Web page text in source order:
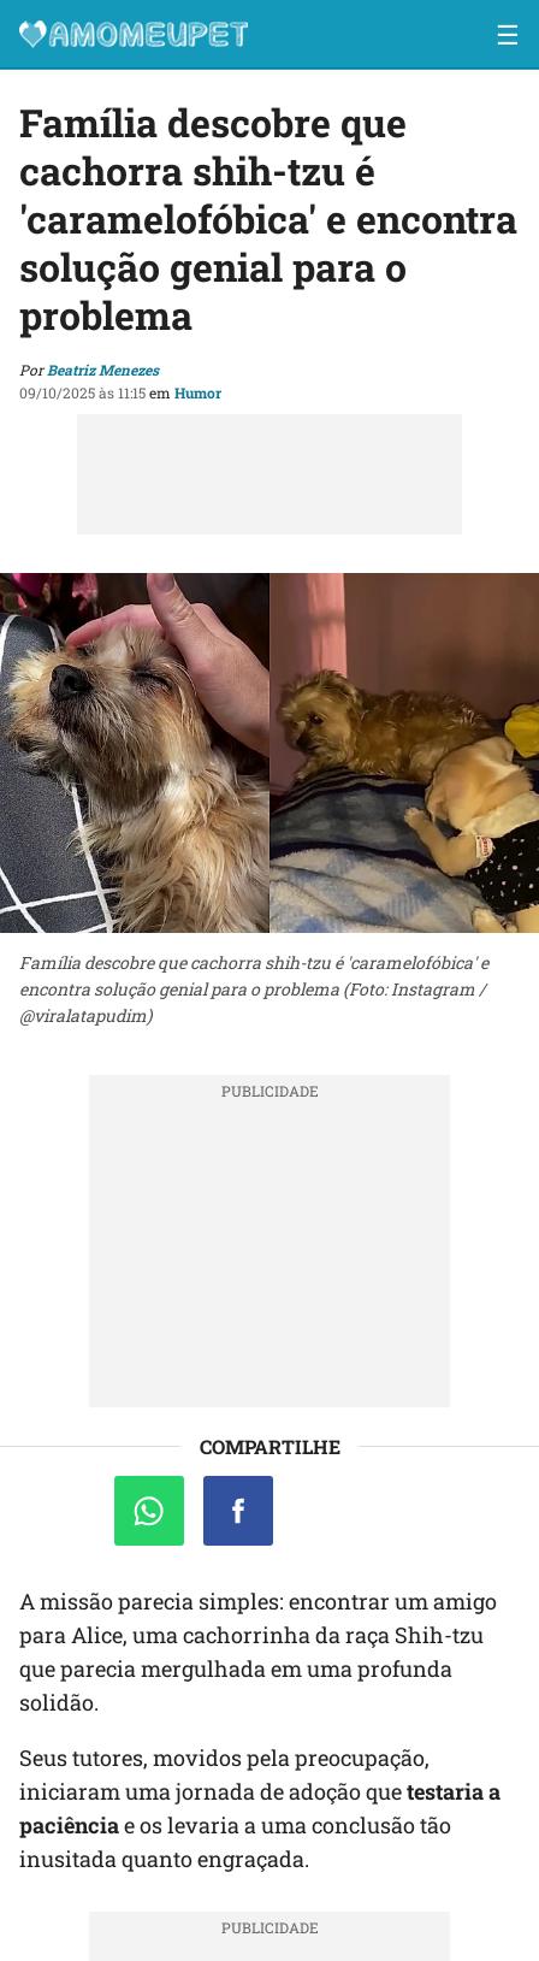
☰
Família descobre que
cachorra shih-tzu é
'caramelofóbica' e encontra
solução genial para o
problema
PorBeatriz Menezes
09/10/2025 às 11:15em Humor
Família descobre que cachorra shih-tzu é 'caramelofóbica' e
encontra solução genial para o problema (Foto: Instagram /
@viralatapudim)
COMPARTILHE
A missão parecia simples: encontrar um amigo
para Alice, uma cachorrinha da raça Shih-tzu
que parecia mergulhada em uma profunda
solidão.
Seus tutores, movidos pela preocupação,
iniciaram uma jornada de adoção quetestaria a
paciênciae os levaria a uma conclusão tão
inusitada quanto engraçada.